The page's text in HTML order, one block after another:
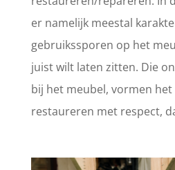
er namelijk meestal
gebruikssporen op het
juist wilt laten zitten. Die
bij het meubel, vormen
restaureren met respect,